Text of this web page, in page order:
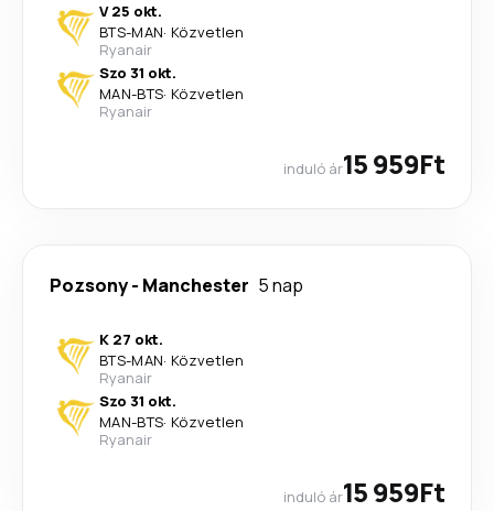
V 25 okt.
BTS-MAN· Közvetlen
Ryanair
Szo 31 okt.
MAN-BTS· Közvetlen
Ryanair
induló ár15 959Ft
Pozsony- Manchester 5 nap
K 27 okt.
BTS-MAN· Közvetlen
Ryanair
Szo 31 okt.
MAN-BTS· Közvetlen
Ryanair
induló ár15 959Ft